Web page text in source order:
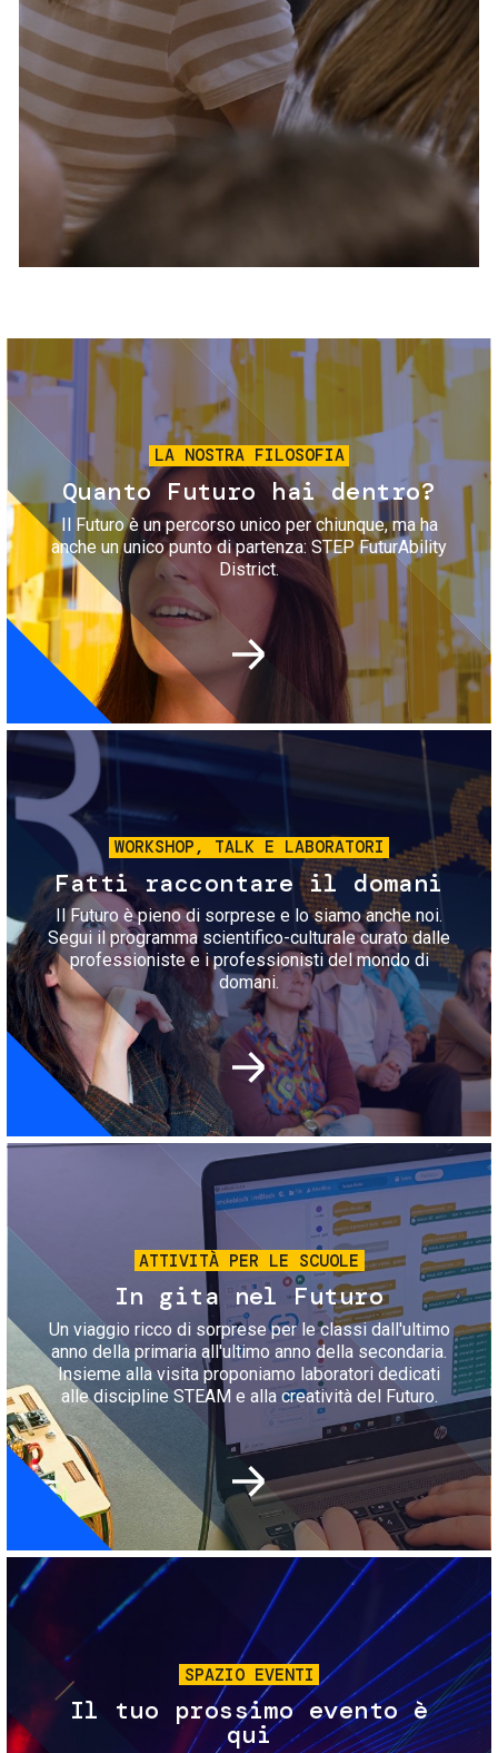
Servizi e accessibilità
Contatti
FAQ
Biglietti
Immagine
LA NOSTRA FILOSOFIA
Quanto Futuro hai dentro?
Il Futuro è un percorso unico per chiunque, ma ha
anche un unico punto di partenza: STEP FuturAbility
District.
Immagine
WORKSHOP, TALK E LABORATORI
Fatti raccontare il domani
Il Futuro è pieno di sorprese e lo siamo anche noi.
Segui il programma scientifico-culturale curato dalle
professioniste e i professionisti del mondo di
domani.
Immagine
ATTIVITÀ PER LE SCUOLE
In gita nel Futuro
Un viaggio ricco di sorprese per le classi dall'ultimo
anno della primaria all'ultimo anno della secondaria.
Insieme alla visita proponiamo laboratori dedicati
alle discipline STEAM e alla creatività del Futuro.
Immagine
SPAZIO EVENTI
Il tuo prossimo evento è
qui